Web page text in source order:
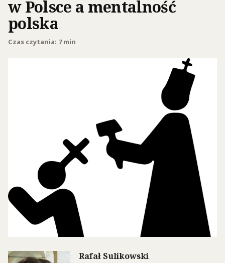
w Polsce a mentalność
polska
Czas czytania: 7 min
Rafał Sulikowski